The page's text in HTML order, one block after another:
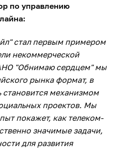
по управлению
стал первым примером
некоммерческой
"Обнимаю сердцем" мы
рынка формат, в
становится механизмом
проектов. Мы
покажет, как телеком-
значимые задачи,
для развития